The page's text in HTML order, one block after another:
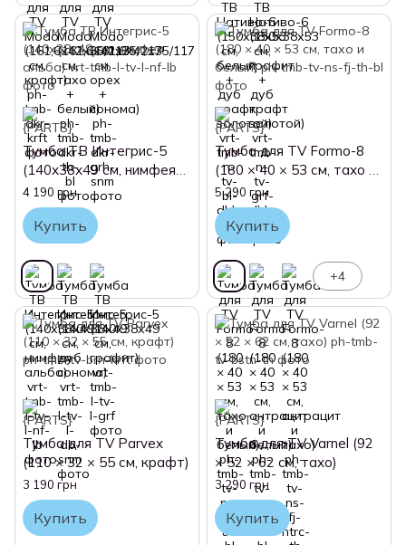
Тумба ТВ Интегрис-5
(140х38х49 см, нимфея
альба)
4 190 грн
Купить
Тумба для TV Formo-8
(180 × 40 × 53 см, тахо и
белый)
5 290 грн
Купить
+4
Тумба для TV Parvex
(110 × 32 × 55 см, крафт)
3 190 грн
Купить
Тумба для TV Varnel (92
× 52 × 62 см, тахо)
3 290 грн
Купить